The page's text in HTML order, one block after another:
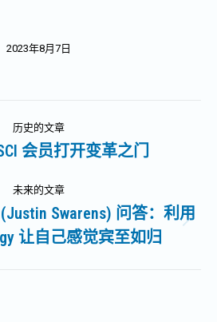
2023年8月7日
历史的文章
历
的
文
章：
会员打开变革之门
未来的文章
未
来
Swarens) 问答：利用
让自己感觉宾至如归